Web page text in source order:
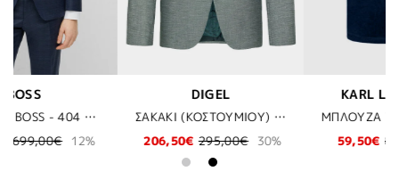
ΣΑΚΑΚΙ (ΚΟΣΤΟΥΜΙΟΥ) DIGEL - 54
ΜΠΛΟΥΖΑ T-SHIRT KARL LAGERFELD - 690 ΜΠΛΕ
59,50€
85,00€ 30%
BUGATTI
ΑΜΑΝΙΚΟ ΜΠΟΥΦΑΝ BUGATTI(BIG SIZES) - 380 ΜΠΛΕ
74,98€
149,95€ 50%